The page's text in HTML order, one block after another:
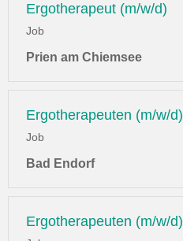
Ergotherapeut (m/w/d)
Job
Prien am Chiemsee
Ergotherapeuten (m/w/d)
Job
Bad Endorf
Ergotherapeuten (m/w/d)